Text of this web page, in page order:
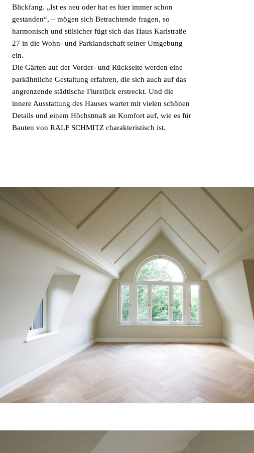
Blickfang. „Ist es neu oder hat es hier immer schon
gestanden“, – mögen sich Betrachtende fragen, so
harmonisch und stilsicher fügt sich das Haus Karlstraße
27 in die Wohn- und Parklandschaft seiner Umgebung
ein.
Die Gärten auf der Vorder- und Rückseite werden eine
parkähnliche Gestaltung erfahren, die sich auch auf das
angrenzende städtische Flurstück erstreckt. Und die
innere Ausstattung des Hauses wartet mit vielen schönen
Details und einem Höchstmaß an Komfort auf, wie es für
Bauten von RALF SCHMITZ charakteristisch ist.